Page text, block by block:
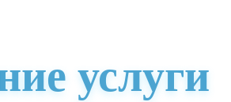
услуги